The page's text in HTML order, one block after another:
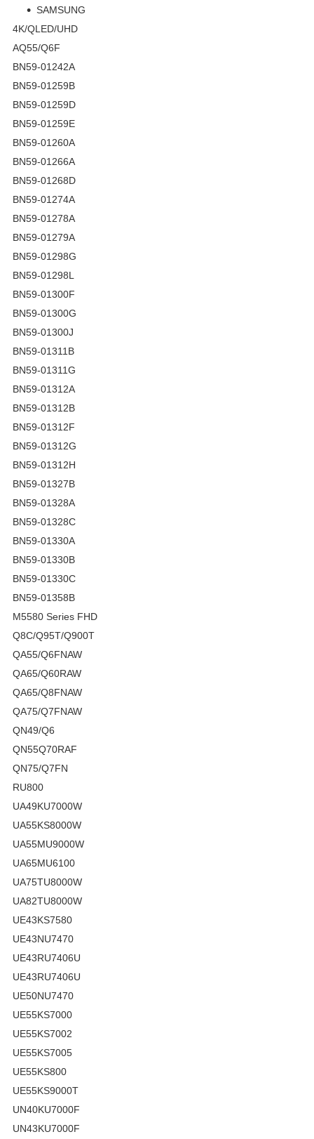
SAMSUNG
4K/QLED/UHD
AQ55/Q6F
BN59-01242A
BN59-01259B
BN59-01259D
BN59-01259E
BN59-01260A
BN59-01266A
BN59-01268D
BN59-01274A
BN59-01278A
BN59-01279A
BN59-01298G
BN59-01298L
BN59-01300F
BN59-01300G
BN59-01300J
BN59-01311B
BN59-01311G
BN59-01312A
BN59-01312B
BN59-01312F
BN59-01312G
BN59-01312H
BN59-01327B
BN59-01328A
BN59-01328C
BN59-01330A
BN59-01330B
BN59-01330C
BN59-01358B
M5580 Series FHD
Q8C/Q95T/Q900T
QA55/Q6FNAW
QA65/Q60RAW
QA65/Q8FNAW
QA75/Q7FNAW
QN49/Q6
QN55Q70RAF
QN75/Q7FN
RU800
UA49KU7000W
UA55KS8000W
UA55MU9000W
UA65MU6100
UA75TU8000W
UA82TU8000W
UE43KS7580
UE43NU7470
UE43RU7406U
UE43RU7406U
UE50NU7470
UE55KS7000
UE55KS7002
UE55KS7005
UE55KS800
UE55KS9000T
UN40KU7000F
UN43KU7000F